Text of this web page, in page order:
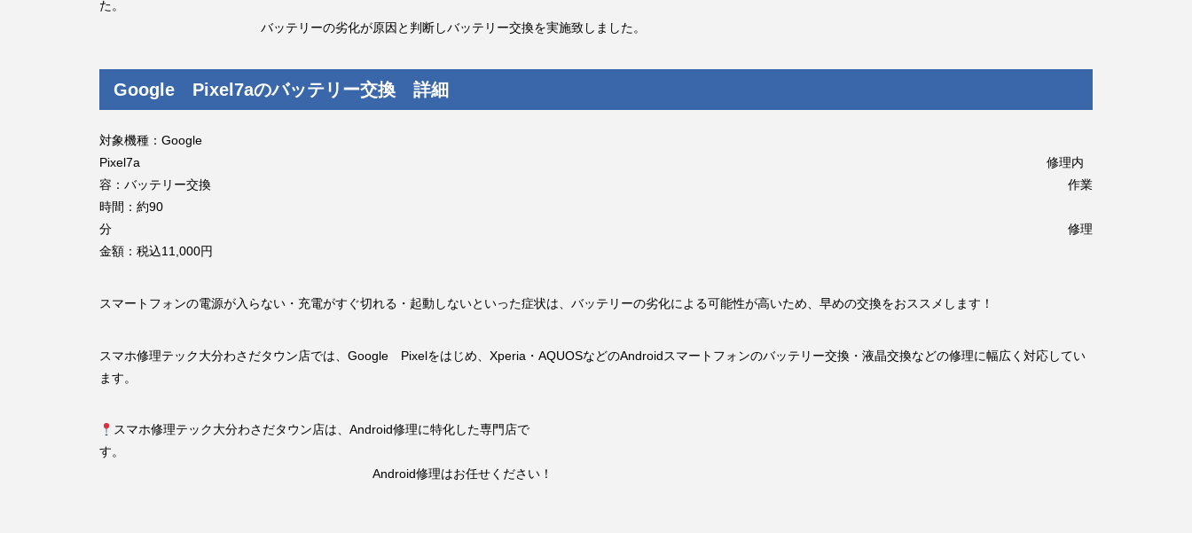
た。
バッテリーの劣化が原因と判断しバッテリー交換を実施致しました。
Google Pixel7aのバッテリー交換 詳細
対象機種：Google
Pixel7a 修理内
容：バッテリー交換 作業
時間：約90
分 修理
金額：税込11,000円
スマートフォンの電源が入らない・充電がすぐ切れる・起動しないといった症状は、バッテリーの劣化による可能性が高いため、早めの交換をおススメします！
スマホ修理テック大分わさだタウン店では、Google Pixelをはじめ、Xperia・AQUOSなどのAndroidスマートフォンのバッテリー交換・液晶交換などの修理に幅広く対応してい
ます。
スマホ修理テック大分わさだタウン店は、Android修理に特化した専門店で
す。
Android修理はお任せください！